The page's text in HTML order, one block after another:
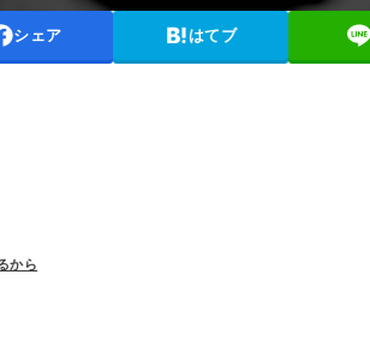
シェア はてブ
から